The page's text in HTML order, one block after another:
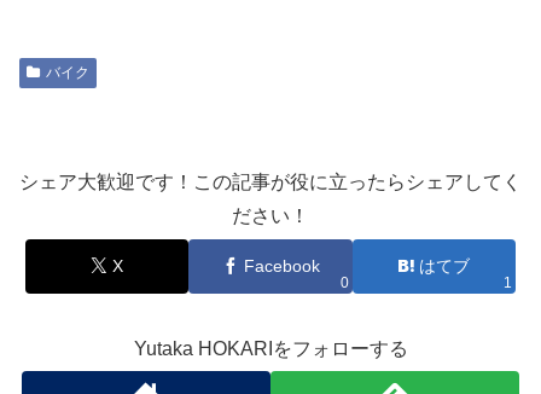
バイク
シェア大歓迎です！この記事が役に立ったらシェアしてく
ださい！
X Facebook
0
はてブ
1
Yutaka HOKARIをフォローする